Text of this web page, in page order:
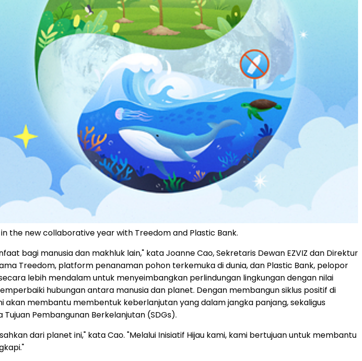
the new collaborative year with Treedom and Plastic Bank.
bagi manusia dan makhluk lain," kata Joanne Cao, Sekretaris Dewan EZVIZ dan Direktur
Treedom, platform penanaman pohon terkemuka di dunia, dan Plastic Bank, pelopor
lebih mendalam untuk menyeimbangkan perlindungan lingkungan dengan nilai
hubungan antara manusia dan planet. Dengan membangun siklus positif di
membantu membentuk keberlanjutan yang dalam jangka panjang, sekaligus
Pembangunan Berkelanjutan (SDGs).
dari planet ini," kata Cao. "Melalui Inisiatif Hijau kami, kami bertujuan untuk membantu